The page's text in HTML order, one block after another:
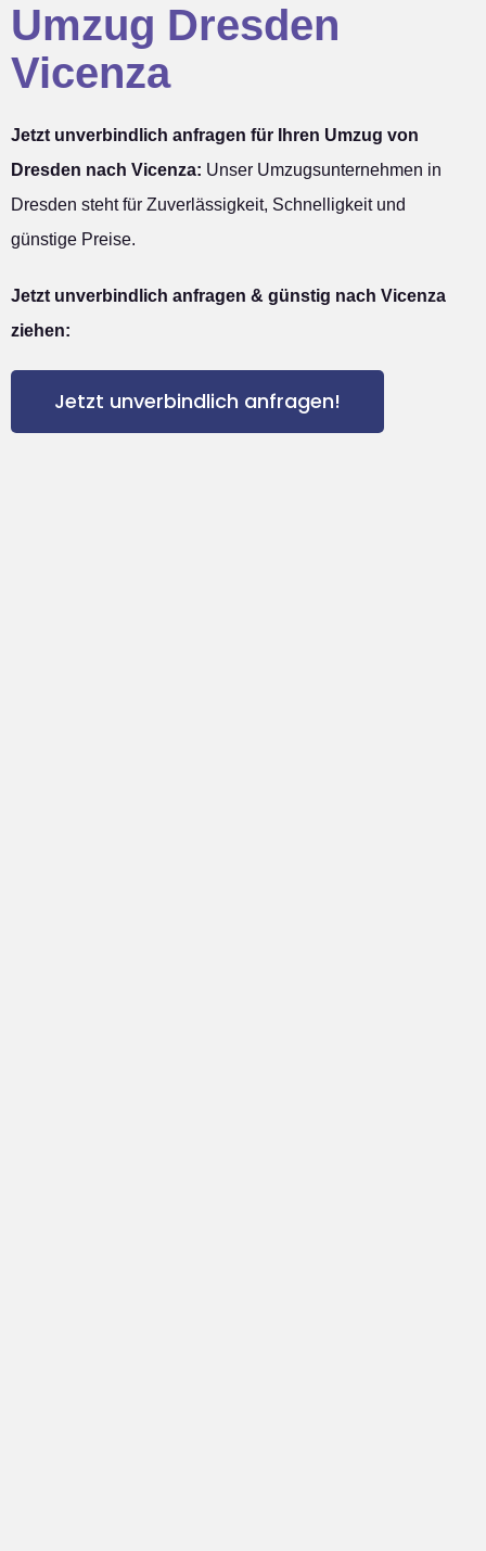
Umzug Dresden
Vicenza
Jetzt unverbindlich anfragen für Ihren Umzug von
Dresden nach Vicenza: Unser Umzugsunternehmen in
Dresden steht für Zuverlässigkeit, Schnelligkeit und
günstige Preise.
Jetzt unverbindlich anfragen & günstig nach Vicenza
ziehen:
Jetzt unverbindlich anfragen!